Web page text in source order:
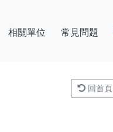
相關單位 常見問題
回首頁